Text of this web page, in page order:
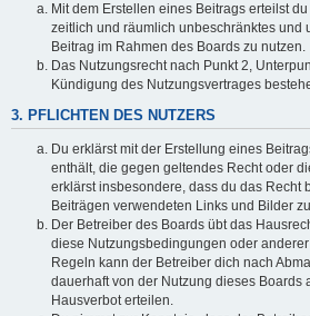
Mit dem Erstellen eines Beitrags erteilst
zeitlich und räumlich unbeschränktes und
Beitrag im Rahmen des Boards zu nutzen.
Das Nutzungsrecht nach Punkt 2,
Kündigung des Nutzungsvertrages
3. PFLICHTEN DES NUTZERS
Du erklärst mit der Erstellung eines
enthält, die gegen geltendes Recht oder
erklärst insbesondere, dass du das Recht
Beiträgen verwendeten Links und Bilder
Der Betreiber des Boards übt das
diese Nutzungsbedingungen oder
Regeln kann der Betreiber dich nach
dauerhaft von der Nutzung dieses Boards
Hausverbot erteilen.